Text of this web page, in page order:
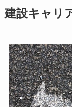
建設キャリ